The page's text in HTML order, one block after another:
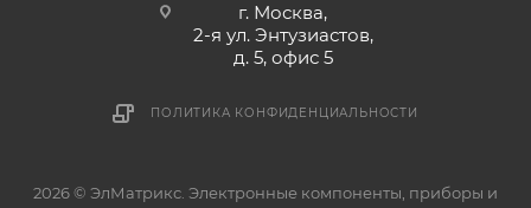
г. Москва,
2-я ул. Энтузиастов,
д. 5, офис 5
ПОЛИТИКА КОНФИДЕНЦИАЛЬНОСТИ
2026 © ЭлМатрикс. Электронные компоненты, приборы и